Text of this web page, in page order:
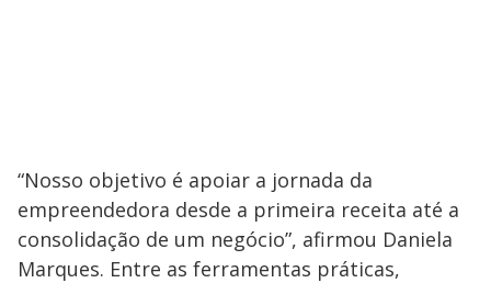
“Nosso objetivo é apoiar a jornada da
empreendedora desde a primeira receita até a
consolidação de um negócio”, afirmou Daniela
Marques. Entre as ferramentas práticas,